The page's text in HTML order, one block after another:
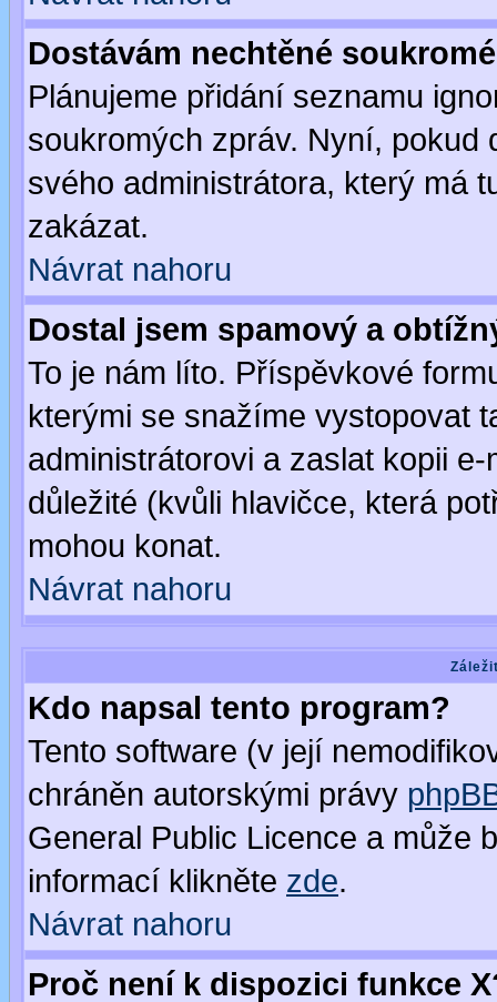
Dostávám nechtěné
Plánujeme přidání seznamu
soukromých zpráv. Nyní, pokud
svého administrátora, který má
zakázat.
Návrat nahoru
Dostal jsem spamový a
To je nám líto. Příspěvkové
kterými se snažíme vystopovat
administrátorovi a zaslat kopii
důležité (kvůli hlavičce, která
mohou konat.
Návrat nahoru
Kdo napsal tento program?
Tento software (v její
chráněn autorskými právy
General Public Licence a může
informací klikněte zde.
Návrat nahoru
Proč není k dispozici funkce